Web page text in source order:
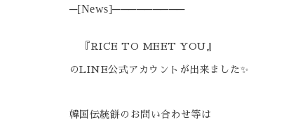
─[News]─────────
『RICE TO MEET YOU』
のLINE公式アカウントが出来ました✨
韓国伝統餅のお問い合わせ等は